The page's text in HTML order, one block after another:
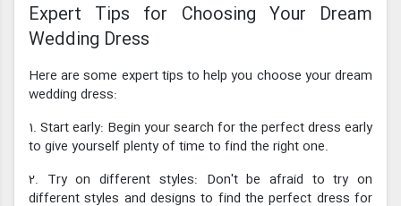
Expert Tips for Choosing Your Dream
Wedding Dress
Here are some expert tips to help you choose your dream
wedding dress:
1. Start early: Begin your search for the perfect dress early
to give yourself plenty of time to find the right one.
2. Try on different styles: Don't be afraid to try on
different styles and designs to find the perfect dress for